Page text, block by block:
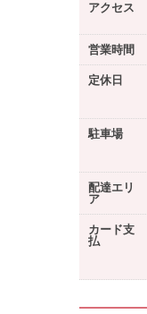
アクセス
営業時間
定休日
駐車場
配達エリ
ア
カード支
払